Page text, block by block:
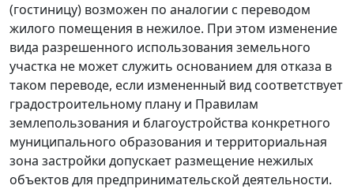
(гостиницу) возможен по аналогии с переводом
жилого помещения в нежилое. При этом изменение
вида разрешенного использования земельного
участка не может служить основанием для отказа в
таком переводе, если измененный вид соответствует
градостроительному плану и Правилам
землепользования и благоустройства конкретного
муниципального образования и территориальная
зона застройки допускает размещение нежилых
объектов для предпринимательской деятельности.